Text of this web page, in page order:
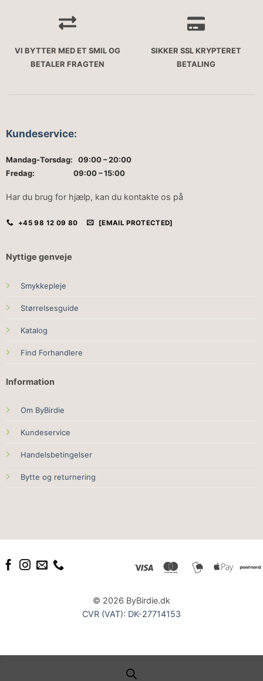
VI BYTTER MED ET SMIL OG
BETALER FRAGTEN
SIKKER SSL KRYPTERET
BETALING
Kundeservice:
Mandag-Torsdag: 09:00 – 20:00
Fredag: 09:00 – 15:00
Har du brug for hjælp, kan du kontakte os på
+45 98 12 09 80 [EMAIL PROTECTED]
Nyttige genveje
Smykkepleje
Størrelsesguide
Katalog
Find Forhandlere
Information
Om ByBirdie
Kundeservice
Handelsbetingelser
Bytte og returnering
© 2026 ByBirdie.dk
CVR (VAT): DK-27714153